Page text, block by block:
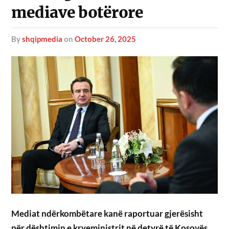
mediave botërore
byshqipmedia onOctober 26, 2025
Mediat ndërkombëtare kanë raportuar gjerësisht